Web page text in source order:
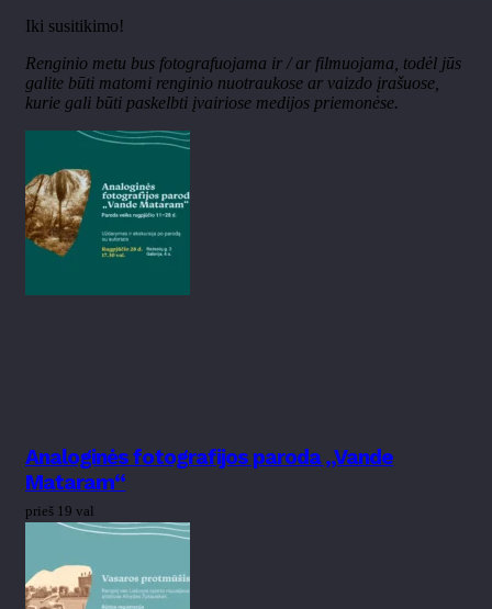
Iki susitikimo!
Renginio metu bus fotografuojama ir / ar filmuojama, todėl jūs
galite būti matomi renginio nuotraukose ar vaizdo įrašuose,
kurie gali būti paskelbti įvairiose medijos priemonėse.
Analoginės fotografijos paroda „Vande
Mataram“
prieš 19 val